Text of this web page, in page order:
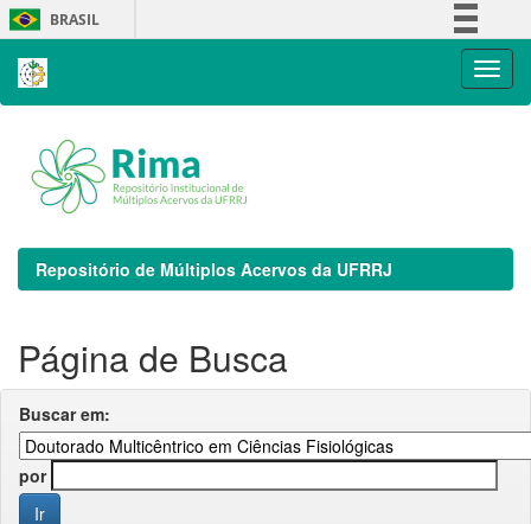
Skip
navigation
BRASIL
Repositório de Múltiplos Acervos da UFRRJ
Página de Busca
Buscar em:
por